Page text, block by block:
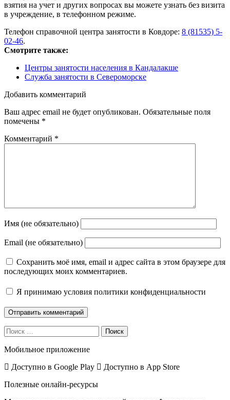
взятия на учет и других вопросах вы можете узнать без визита
в учреждение, в телефонном режиме.
Телефон справочной центра занятости в Ковдоре: 8 (81535) 5-
02-46.
Смотрите также:
Центры занятости населения в Кандалакше
Служба занятости в Североморске
Добавить комментарий
Ваш адрес email не будет опубликован. Обязательные поля
помечены *
Комментарий *
Имя (не обязательно)
Email (не обязательно)
Сохранить моё имя, email и адрес сайта в этом браузере для
последующих моих комментариев.
Я принимаю условия политики конфиденциальности
Поиск
Мобильное приложение
Доступно в Google Play Доступно в App Store
Полезные онлайн-ресурсы